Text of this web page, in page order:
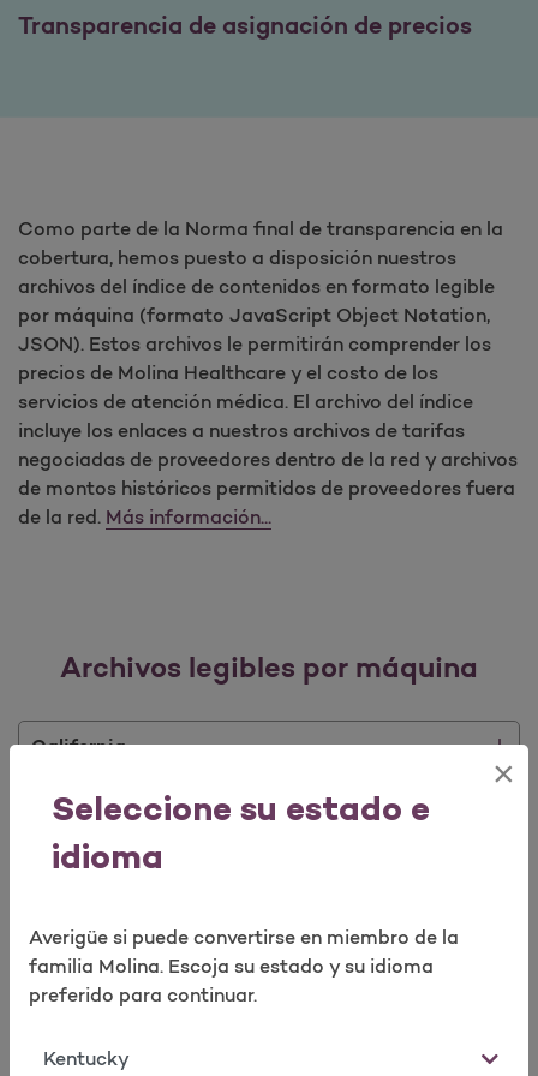
Seleccione su estado e
idioma
×
Averigüe si puede convertirse en miembro de la
familia Molina. Escoja su estado y su idioma
preferido para continuar.
Estado
Transparencia de asignación de precios
Como parte de la Norma final de transparencia en la
cobertura, hemos puesto a disposición nuestros
archivos del índice de contenidos en formato legible
por máquina (formato JavaScript Object Notation,
JSON). Estos archivos le permitirán comprender los
precios de Molina Healthcare y el costo de los
servicios de atención médica. El archivo del índice
incluye los enlaces a nuestros archivos de tarifas
negociadas de proveedores dentro de la red y archivos
de montos históricos permitidos de proveedores fuera
de la red. Más información...
Archivos legibles por máquina
California
Florida
Idaho
Illinois
Kentucky